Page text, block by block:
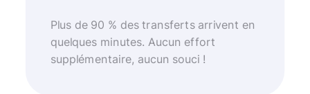
Plus de 90 % des transferts arrivent en
quelques minutes. Aucun effort
supplémentaire, aucun souci !